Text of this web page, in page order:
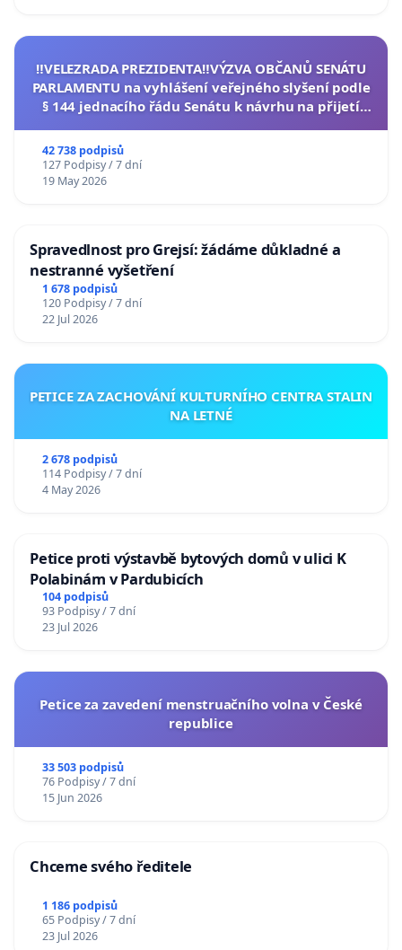
‼️VELEZRADA PREZIDENTA‼️VÝZVA OBČANŮ SENÁTU
PARLAMENTU na vyhlášení veřejného slyšení podle
§ 144 jednacího řádu Senátu k návrhu na přijetí
42 738 podpisů
127 Podpisy / 7 dní
19 May 2026
Spravedlnost pro Grejsí: žádáme důkladné a
nestranné vyšetření
1 678 podpisů
120 Podpisy / 7 dní
22 Jul 2026
PETICE ZA ZACHOVÁNÍ KULTURNÍHO CENTRA STALIN
NA LETNÉ
2 678 podpisů
114 Podpisy / 7 dní
4 May 2026
Petice proti výstavbě bytových domů v ulici K
Polabinám v Pardubicích
104 podpisů
93 Podpisy / 7 dní
23 Jul 2026
Petice za zavedení menstruačního volna v České
republice
33 503 podpisů
76 Podpisy / 7 dní
15 Jun 2026
Chceme svého ředitele
1 186 podpisů
65 Podpisy / 7 dní
23 Jul 2026